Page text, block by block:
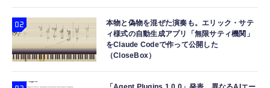
オンラインコード版
￥1,100
ランク 1.2V 260ピン ノートパソコン、ノート
ブック RAMメモリ (整備済み品)
￥7,500
Phone/Android/スマホ汎用（ホワイト）
￥2,299
本物と偽物を混ぜた演奏も。エリック・サテ
ィ様式の自動生成アプリ「無限サティ機関」
をClaude Codeで作って公開した
（CloseBox）